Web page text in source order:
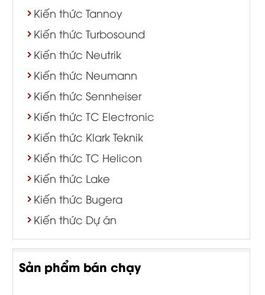
Kiến thức Tannoy
Kiến thức Turbosound
Kiến thức Neutrik
Kiến thức Neumann
Kiến thức Sennheiser
Kiến thức TC Electronic
Kiến thức Klark Teknik
Kiến thức TC Helicon
Kiến thức Lake
Kiến thức Bugera
Kiến thức Dự án
Sản phẩm bán chạy